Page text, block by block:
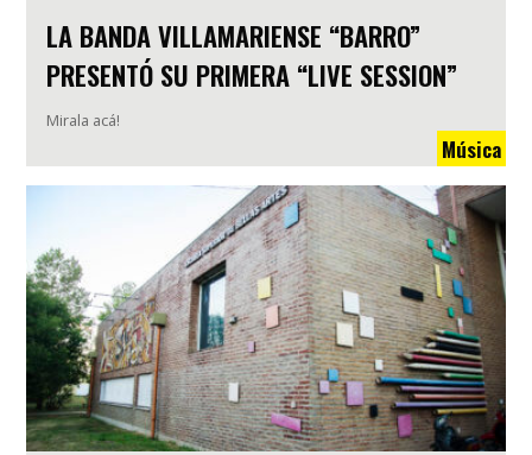
LA BANDA VILLAMARIENSE “BARRO”
PRESENTÓ SU PRIMERA “LIVE SESSION”
Mirala acá!
Música